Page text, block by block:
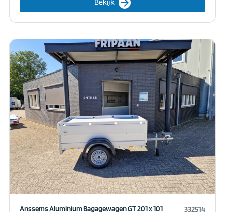
arrow_forward
332514
Anssems Aluminium Bagagewagen GT 201 x 101